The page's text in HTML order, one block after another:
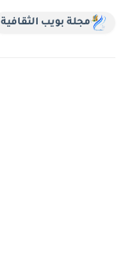
مجلة بويب الثقافية